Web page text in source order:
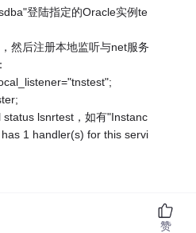
登陆指定的Oracle实例te
然后注册本地监听与net服务
lsnrtest，如有"Instanc
1 handler(s) for this servi
赞